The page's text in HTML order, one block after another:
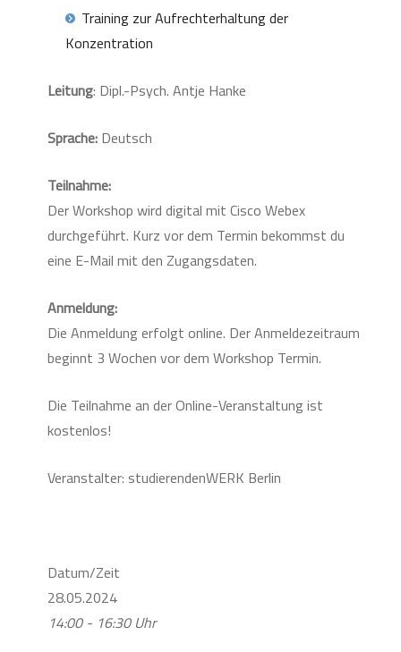
Training zur Aufrechterhaltung der
Konzentration
Leitung: Dipl.-Psych. Antje Hanke
Sprache:Deutsch
Teilnahme:
Der Workshop wird digital mit Cisco Webex
durchgeführt. Kurz vor dem Termin bekommst du
eine E-Mail mit den Zugangsdaten.
Anmeldung:
Die Anmeldung erfolgt online. Der Anmeldezeitraum
beginnt 3 Wochen vor dem Workshop Termin.
Die Teilnahme an der Online-Veranstaltung ist
kostenlos!
Veranstalter: studierendenWERK Berlin
Datum/Zeit
28.05.2024
14:00 - 16:30 Uhr